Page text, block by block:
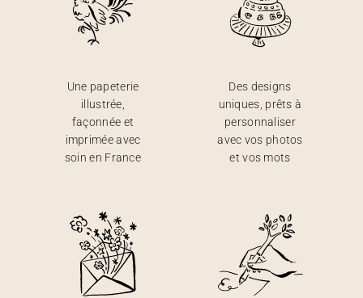
Une papeterie
illustrée,
façonnée et
imprimée avec
soin en France
Des designs
uniques, prêts à
personnaliser
avec vos photos
et vos mots